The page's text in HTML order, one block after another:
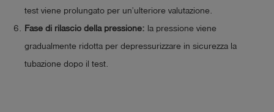
test viene prolungato per un’ulteriore valutazione.
Fase di rilascio della pressione: la pressione viene
gradualmente ridotta per depressurizzare in sicurezza la
tubazione dopo il test.